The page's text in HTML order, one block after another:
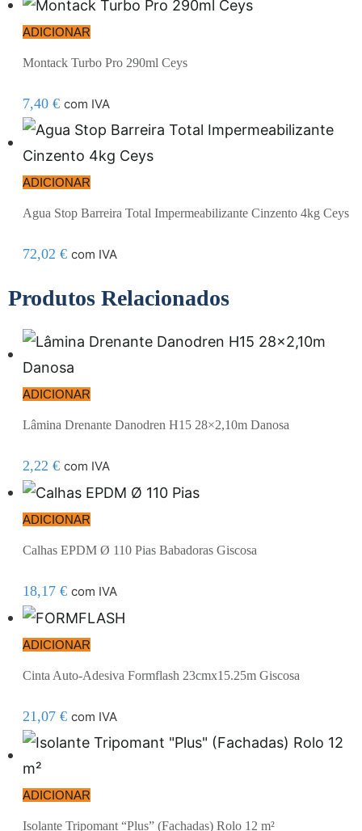
ADICIONAR
Montack Turbo Pro 290ml Ceys
7,40 € com IVA
ADICIONAR
Agua Stop Barreira Total Impermeabilizante Cinzento 4kg Ceys
72,02 € com IVA
Produtos Relacionados
ADICIONAR
Lâmina Drenante Danodren H15 28×2,10m Danosa
2,22 € com IVA
ADICIONAR
Calhas EPDM Ø 110 Pias Babadoras Giscosa
18,17 € com IVA
ADICIONAR
Cinta Auto-Adesiva Formflash 23cmx15.25m Giscosa
21,07 € com IVA
ADICIONAR
Isolante Tripomant “Plus” (Fachadas) Rolo 12 m²